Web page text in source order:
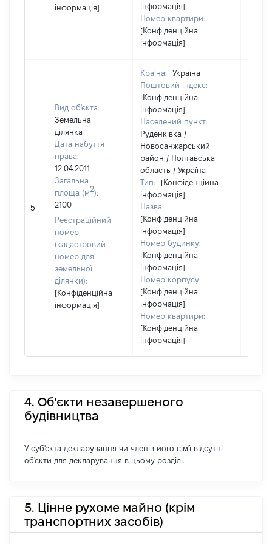
інформація]
інформація]
Номер квартири:
[Конфіденційна
інформація]
5
Вид об'єкта:
Земельна
ділянка
Дата набуття
права:
12.04.2011
Загальна
площа (м2):
2100
Реєстраційний
номер
(кадастровий
номер для
земельної
ділянки):
[Конфіденційна
інформація]
Країна:
Україна
Поштовий індекс:
[Конфіденційна
інформація]
Населений пункт:
Руденківка /
Новосанжарський
район / Полтавська
область / Україна
Тип:
[Конфіденційна
інформація]
Назва:
[Конфіденційна
інформація]
Номер будинку:
[Конфіденційна
інформація]
Номер корпусу:
[Конфіденційна
інформація]
Номер квартири:
[Конфіденційна
інформація]
4. Об'єкти незавершеного
будівництва
У суб'єкта декларування чи членів його сім'ї відсутні
об'єкти для декларування в цьому розділі.
5. Цінне рухоме майно (крім
транспортних засобів)